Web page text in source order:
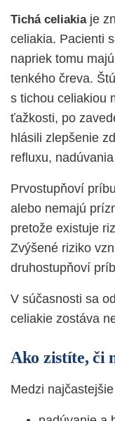
Tichá celiakiaje
celiakia. Pacienti
napriek tomu
tenkého čreva.
s tichou celiakiou
ťažkosti, po
hlásili zlepšenie
refluxu,
Prvostupňoví
alebo nemajú
pretože existuje
Zvýšené riziko
druhostupňoví
V súčasnosti sa
celiakie zostáva
Ako zistíte, či
Medzi